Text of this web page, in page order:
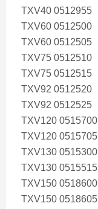
TXV40 0512955
TXV60 0512500
TXV60 0512505
TXV75 0512510
TXV75 0512515
TXV92 0512520
TXV92 0512525
TXV120 0515700
TXV120 0515705
TXV130 0515300
TXV130 0515515
TXV150 0518600
TXV150 0518605